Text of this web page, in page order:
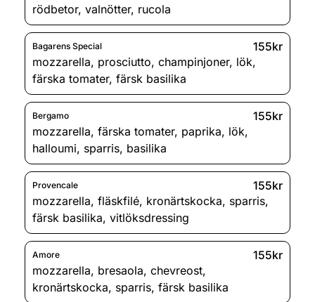
rödbetor, valnötter, rucola
Bagarens Special
155kr
mozzarella, prosciutto, champinjoner, lök,
färska tomater, färsk basilika
Bergamo
155kr
mozzarella, färska tomater, paprika, lök,
halloumi, sparris, basilika
Provencale
155kr
mozzarella, fläskfilé, kronärtskocka, sparris,
färsk basilika, vitlöksdressing
Amore
155kr
mozzarella, bresaola, chevreost,
kronärtskocka, sparris, färsk basilika